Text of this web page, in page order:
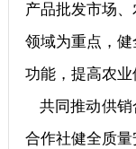
产品批发市场
领域为重点，
功能，提高农业
共同推动供销
合作社健全质